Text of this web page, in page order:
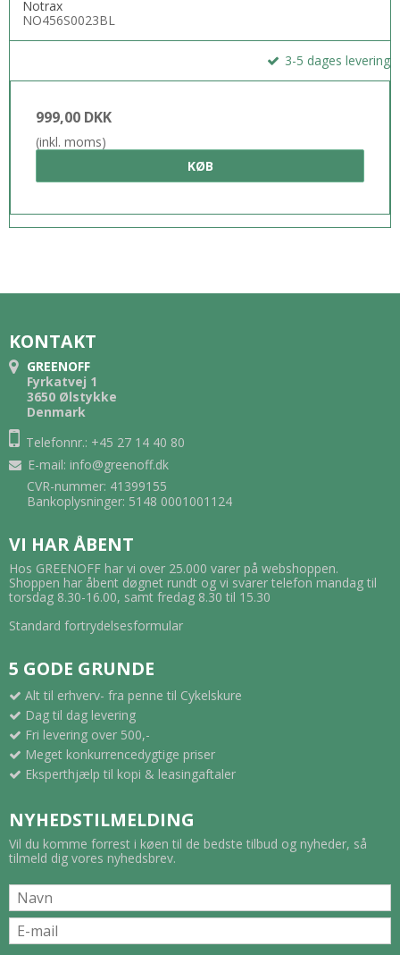
Notrax
NO456S0023BL
3-5 dages levering
999,00 DKK
(inkl. moms)
KØB
KONTAKT
GREENOFF
Fyrkatvej 1
3650 Ølstykke
Denmark
Telefonnr.: +45 27 14 40 80
E-mail: info@greenoff.dk
CVR-nummer: 41399155
Bankoplysninger: 5148 0001001124
VI HAR ÅBENT
Hos GREENOFF har vi over 25.000 varer på webshoppen.
Shoppen har åbent døgnet rundt og vi svarer telefon mandag til
torsdag 8.30-16.00, samt fredag 8.30 til 15.30
Standard fortrydelsesformular
5 GODE GRUNDE
Alt til erhverv- fra penne til Cykelskure
Dag til dag levering
Fri levering over 500,-
Meget konkurrencedygtige priser
Eksperthjælp til kopi & leasingaftaler
NYHEDSTILMELDING
Vil du komme forrest i køen til de bedste tilbud og nyheder, så
tilmeld dig vores nyhedsbrev.